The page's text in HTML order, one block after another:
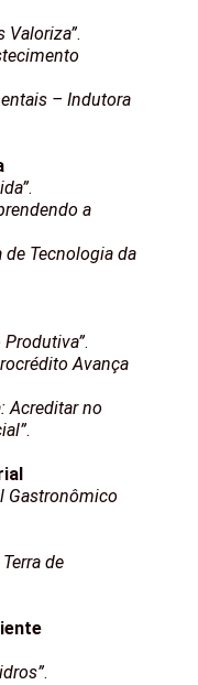
Valoriza”.
– Indutora
.
a
de Tecnologia da
Produtiva”.
Avança
Acreditar no
.
Gastronômico
de
.